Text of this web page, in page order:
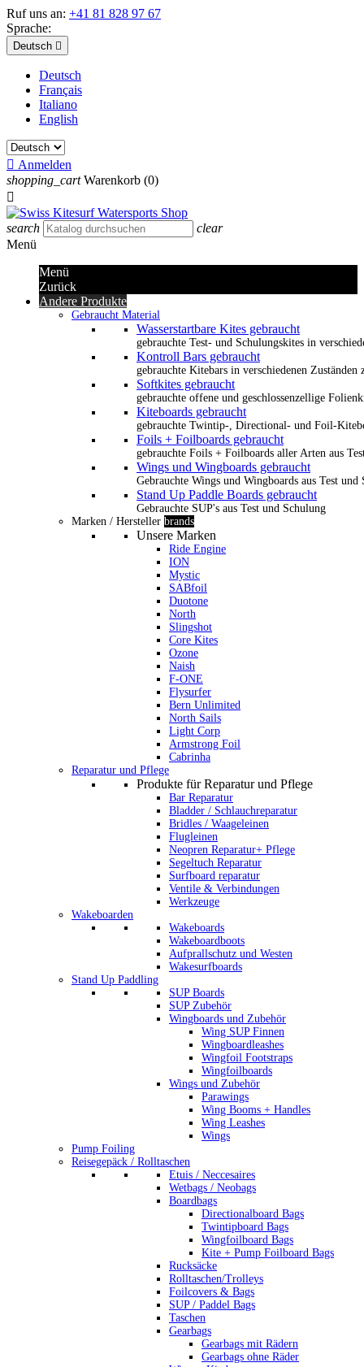
Ruf uns an: +41 81 828 97 67
Sprache:
Deutsch 
Deutsch
Français
Italiano
English
 Anmelden
shopping_cart Warenkorb (0)

search
clear
Menü
Menü
Zurück
Andere Produkte
Gebraucht Material
Wasserstartbare Kites gebraucht
gebrauchte Test- und Schulungskites in
Kontroll Bars gebraucht
gebrauchte Kitebars in verschiedenen Zuständen
Softkites gebraucht
gebrauchte offene und geschlossenzellige
Kiteboards gebraucht
gebrauchte Twintip-, Directional- und Foil-
Foils + Foilboards gebraucht
gebrauchte Foils + Foilboards aller Arten aus
Wings und Wingboards gebraucht
Gebrauchte Wings und Wingboards aus Test und
Stand Up Paddle Boards gebraucht
Gebrauchte SUP's aus Test und Schulung
Marken / Hersteller brands
Unsere Marken
Ride Engine
ION
Mystic
SABfoil
Duotone
North
Slingshot
Core Kites
Ozone
Naish
F-ONE
Flysurfer
Bern Unlimited
North Sails
Light Corp
Armstrong Foil
Cabrinha
Reparatur und Pflege
Produkte für Reparatur und Pflege
Bar Reparatur
Bladder / Schlauchreparatur
Bridles / Waageleinen
Flugleinen
Neopren Reparatur+ Pflege
Segeltuch Reparatur
Surfboard reparatur
Ventile & Verbindungen
Werkzeuge
Wakeboarden
Wakeboards
Wakeboardboots
Aufprallschutz und Westen
Wakesurfboards
Stand Up Paddling
SUP Boards
SUP Zubehör
Wingboards und Zubehör
Wing SUP Finnen
Wingboardleashes
Wingfoil Footstraps
Wingfoilboards
Wings und Zubehör
Parawings
Wing Booms + Handles
Wing Leashes
Wings
Pump Foiling
Reisegepäck / Rolltaschen
Etuis / Neccesaires
Wetbags / Neobags
Boardbags
Directionalboard Bags
Twintipboard Bags
Wingfoilboard Bags
Kite + Pump Foilboard Bags
Rucksäcke
Rolltaschen/Trolleys
Foilcovers & Bags
SUP / Paddel Bags
Taschen
Gearbags
Gearbags mit Rädern
Gearbags ohne Räder